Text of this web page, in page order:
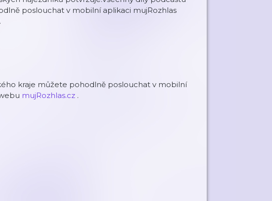
poslouchat v mobilní aplikaci mujRozhlas
kraje můžete pohodlně poslouchat v mobilní
mujRozhlas.cz .